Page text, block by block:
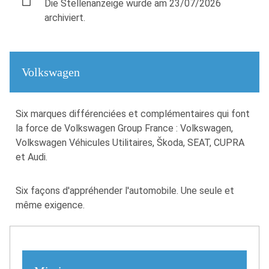
Die Stellenanzeige wurde am 23/07/2026
archiviert.
Volkswagen
Six marques différenciées et complémentaires qui font
la force de Volkswagen Group France : Volkswagen,
Volkswagen Véhicules Utilitaires, Škoda, SEAT, CUPRA
et Audi.
Six façons d'appréhender l'automobile. Une seule et
même exigence.